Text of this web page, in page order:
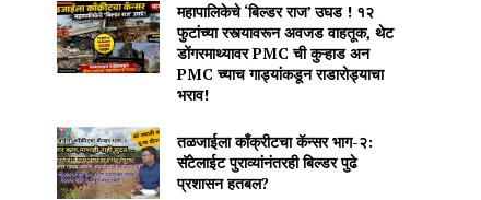
महापालिकेचे ‘बिल्डर राज’ उघड ! १२
फुटांच्या रस्त्यावरून अवजड वाहतूक, थेट
डोंगरमाथ्यावर PMC ची कुऱ्हाड अन
PMC च्याच गाड्यांकडून राडारोड्याचा
भराव!
तळजाईला कॉंक्रीटचा कॅन्सर भाग-२:
सॅटेलाईट पुराव्यांनंतरही बिल्डर पुढे
प्रशासन हतबल?